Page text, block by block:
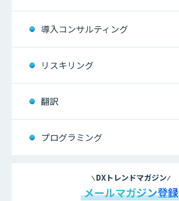
導入コンサルティング
リスキリング
翻訳
プログラミング
DXトレンドマガジン
メールマガジン登録